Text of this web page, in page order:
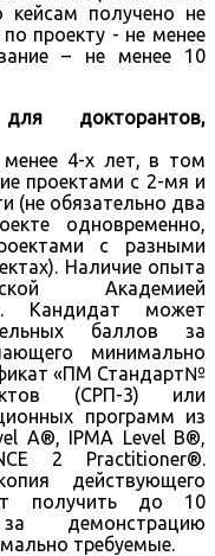
кейсам получено не
проекту - не менее
– не менее 10
докторантов,
4-х лет, в том
проектами с 2-мя и
(не обязательно два
одновременно,
с разными
Наличие опыта
Академией
Кандидат может
баллов за
минимально
«ПМ Стандарт№
(СРП-3) или
программ из
A®, IPMA Level B®,
2 Practitioner®.
действующего
получить до 10
демонстрацию
требуемые.